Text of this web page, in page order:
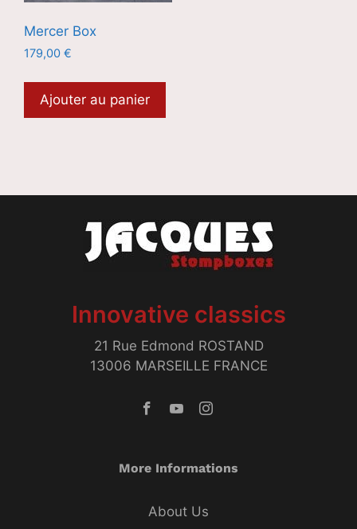
Mercer Box
179,00 €
Ajouter au panier
Innovative classics
21 Rue Edmond ROSTAND
13006 MARSEILLE FRANCE
More Informations
About Us